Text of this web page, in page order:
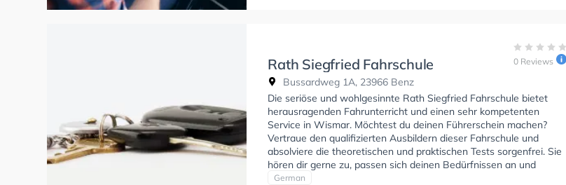
Rath Siegfried Fahrschule
Bussardweg 1A, 23966 Benz
0 Reviews
Die seriöse und wohlgesinnte Rath Siegfried Fahrschule bietet
herausragenden Fahrunterricht und einen sehr kompetenten
Service in Wismar. Möchtest du deinen Führerschein machen?
Vertraue den qualifizierten Ausbildern dieser Fahrschule und
absolviere die theoretischen und praktischen Tests sorgenfrei. Sie
hören dir gerne zu, passen sich deinen Bedürfnissen an und
bieten dir eine angepasste Lernerfahrung. In der Rath Siegfried
German